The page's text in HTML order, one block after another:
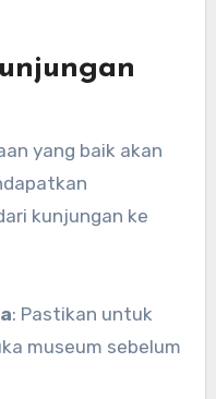
yang baik akan
kunjungan ke
: Pastikan untuk
museum sebelum